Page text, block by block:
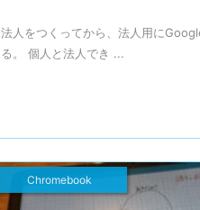
法人をつくってから、法人用に
る。 個人と法人でき ...
Chromebook